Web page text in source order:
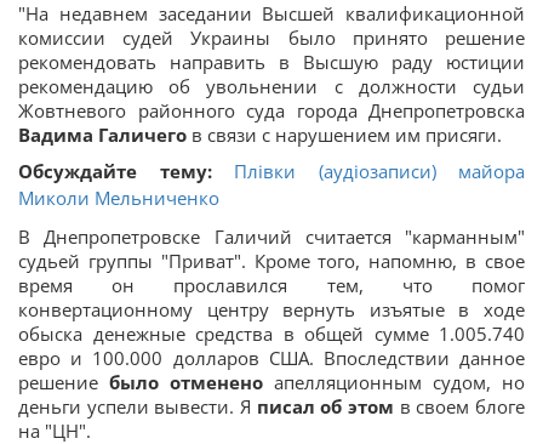
"На недавнем заседании Высшей квалификационной
комиссии судей Украины было принято решение
рекомендовать направить в Высшую раду юстиции
рекомендацию об увольнении с должности судьи
Жовтневого районного суда города Днепропетровска
Вадима Галичего в связи с нарушением им присяги.
Обсуждайте тему:
Плівки (аудіозаписи) майора
Миколи Мельниченко
В Днепропетровске Галичий считается "карманным"
судьей группы "Приват". Кроме того, напомню, в свое
время он прославился тем, что помог
конвертационному центру вернуть изъятые в ходе
обыска денежные средства в общей сумме 1.005.740
евро и 100.000 долларов США. Впоследствии данное
решение было отменено апелляционным судом, но
деньги успели вывести. Я писал об этом в своем блоге
на "ЦН".